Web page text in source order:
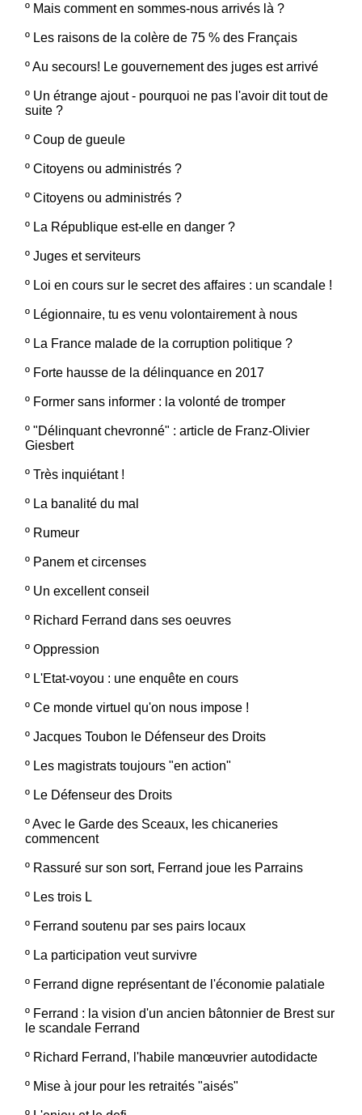
º Mais comment en sommes-nous arrivés là ?
º Les raisons de la colère de 75 % des Français
ºAu secours! Le gouvernement des juges est arrivé
º Un étrange ajout - pourquoi ne pas l'avoir dit tout de
suite ?
º Coup de gueule
º Citoyens ou administrés ?
º Citoyens ou administrés ?
º La République est-elle en danger ?
º Juges et serviteurs
º Loi en cours sur le secret des affaires : un scandale !
º Légionnaire, tu es venu volontairement à nous
º La France malade de la corruption politique ?
º Forte hausse de la délinquance en 2017
º Former sans informer : la volonté de tromper
º "Délinquant chevronné" : article de Franz-Olivier
Giesbert
º Très inquiétant !
º La banalité du mal
º Rumeur
º Panem et circenses
º Un excellent conseil
º Richard Ferrand dans ses oeuvres
º Oppression
º L'Etat-voyou : une enquête en cours
º Ce monde virtuel qu'on nous impose !
º Jacques Toubon le Défenseur des Droits
º Les magistrats toujours "en action"
º Le Défenseur des Droits
ºAvec le Garde des Sceaux, les chicaneries
commencent
º Rassuré sur son sort, Ferrand joue les Parrains
º Les trois L
º Ferrand soutenu par ses pairs locaux
º La participation veut survivre
º Ferrand digne représentant de l'économie palatiale
º Ferrand : la vision d'un ancien bâtonnier de Brest sur
le scandale Ferrand
º Richard Ferrand, l'habile manœuvrier autodidacte
º Mise à jour pour les retraités "aisés"